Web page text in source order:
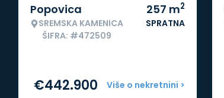
Popovica
SREMSKA KAMENICA
ŠIFRA: #472509
257 m2
SPRATNA
Više o nekretnini >
€442.900